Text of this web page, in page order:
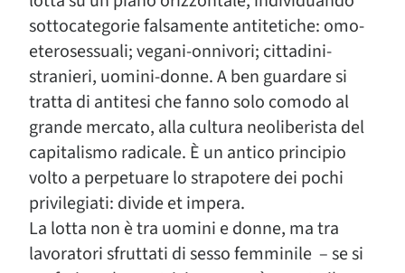
sottocategorie falsamente antitetiche: omo-
eterosessuali; vegani-onnivori; cittadini-
stranieri, uomini-donne. A ben guardare si
tratta di antitesi che fanno solo comodo al
grande mercato, alla cultura neoliberista del
capitalismo radicale. È un antico principio
volto a perpetuare lo strapotere dei pochi
privilegiati: divide et impera.
La lotta non è tra uomini e donne, ma tra
lavoratori sfruttati di sesso femminile – se si